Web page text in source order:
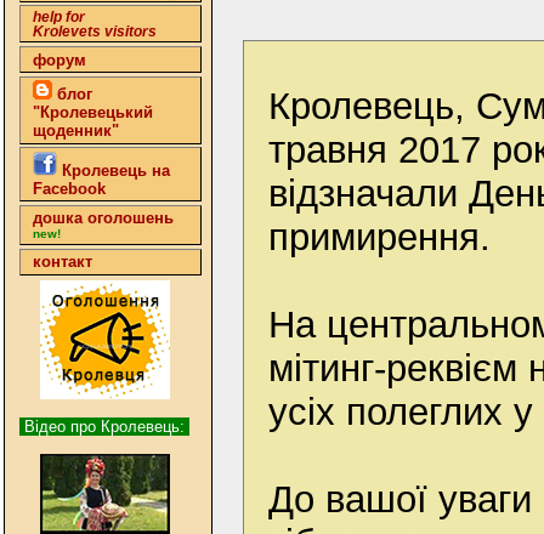
help for
Krolevets visitors
форум
блог
"Кролевецький
щоденник"
Кролевець на
Facebook
дошка оголошень
new!
контакт
Відео про Кролевець:
Кролевець,
травня 2017
відзначали
примирення.
На
мітинг-
усіх полеглих у
До вашої